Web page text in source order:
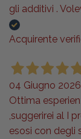
gli additivi .
Acquirente
04 Giugno 2026
Ottima
,suggerirei al I
esosi con degli